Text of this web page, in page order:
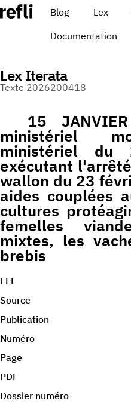
Blog Lex
Documentation
Lex Iterata
Texte 2026200418
15
ministériel
ministériel du
exécutant
wallon du 23
aides couplées
cultures
femelles
mixtes, les
brebis
ELI
Source
Publication
Numéro
Page
PDF
Dossier numéro